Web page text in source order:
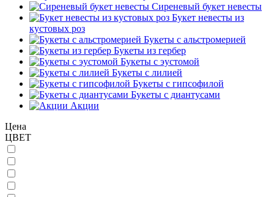
Сиреневый букет невесты
Букет невесты из
кустовых роз
Букеты с альстромерией
Букеты из гербер
Букеты с эустомой
Букеты с лилией
Букеты с гипсофилой
Букеты с диантусами
Акции
Цена
ЦВЕТ